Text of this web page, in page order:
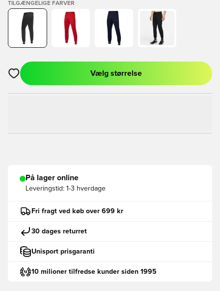
TILGÆNGELIGE FARVER
Åbner en Modal til at logge ind eller tilmelde dig som medlem
Vælg størrelse
På lager online
Leveringstid: 1-3 hverdage
Fri fragt ved køb over 699 kr
30 dages returret
Unisport prisgaranti
10 milioner tilfredse kunder siden 1995